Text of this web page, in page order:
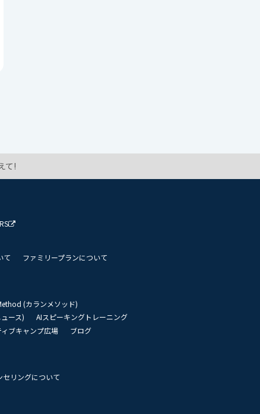
て!
て
ファミリープランについて
(カランメソッド)
ース)
AIスピーキングトレーニング
ィブキャンプ広場
ブログ
セリングについて